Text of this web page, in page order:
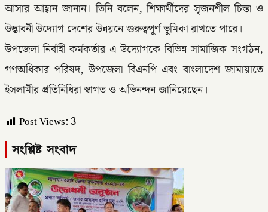
আসার আহ্বান জানান। তিনি বলেন, শিক্ষার্থীদের সৃজনশীল চিন্তা ও
উদ্ভাবনী উদ্যোগ দেশের উন্নয়নে গুরুত্বপূর্ণ ভূমিকা রাখতে পারে।
উপজেলা নির্বাহী কর্মকর্তার এ উদ্যোগকে বিভিন্ন সামাজিক সংগঠন,
গণঅধিকার পরিষদ, উপজেলা বিএনপি এবং বাংলাদেশ জামায়াতে
ইসলামীর প্রতিনিধিরা স্বাগত ও অভিনন্দন জানিয়েছেন।
Post Views: 3
সংশ্লিষ্ট সংবাদ